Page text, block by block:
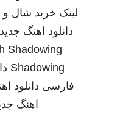
لینک خرید شال
دانلود اهنگ جدید
Shadowing
Shadowing
فارسی دانلود
اهنگ